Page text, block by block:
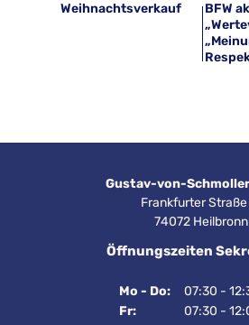
Weihnachtsverkauf
BFW
Gustav-von-
Frankfurter Straße
74072 Heilbronn
Öffnungszeiten
Mo - Do:
07:30 -
Fr:
07:30 -